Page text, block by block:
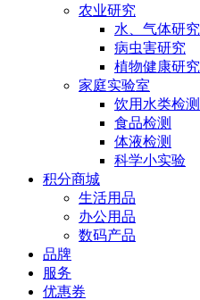
农业研究
水、气体研究
病虫害研究
植物健康研究
家庭实验室
饮用水类检测
食品检测
体液检测
科学小实验
积分商城
生活用品
办公用品
数码产品
品牌
服务
优惠券